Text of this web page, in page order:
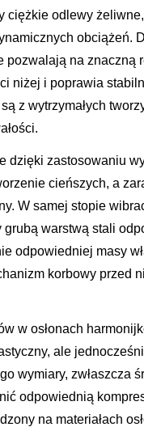
ciężkie odlewy
obciążeń.
pozwalają na znaczną
niżej i poprawia
z wytrzymałych
dzięki zastosowaniu
cieńszych, a
W samej stopie
warstwą stali
odpowiedniej masy
korbowy przed
w osłonach
ale
wymiary, zwłaszcza
odpowiednią
na materiałach